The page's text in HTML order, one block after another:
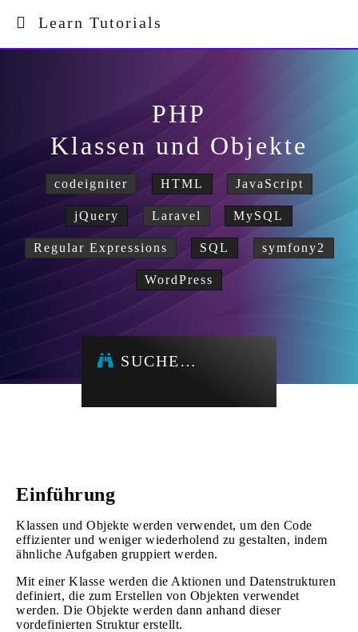
Learn Tutorials
PHP
Klassen und Objekte
codeigniter HTML JavaScript
jQuery Laravel MySQL
Regular Expressions SQL symfony2
WordPress
SUCHE…
Einführung
Klassen und Objekte werden verwendet, um den Code
effizienter und weniger wiederholend zu gestalten, indem
ähnliche Aufgaben gruppiert werden.
Mit einer Klasse werden die Aktionen und Datenstrukturen
definiert, die zum Erstellen von Objekten verwendet
werden. Die Objekte werden dann anhand dieser
vordefinierten Struktur erstellt.